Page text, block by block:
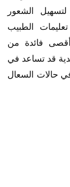
الشعور
الطبيب
فائدة من
قد تساعد في
حالات السعال